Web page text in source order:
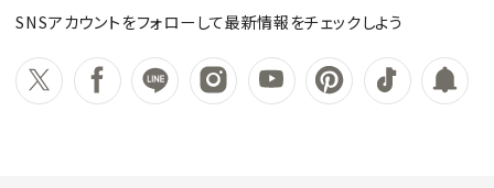
SNSアカウントをフォローして最新情報をチェックしよう